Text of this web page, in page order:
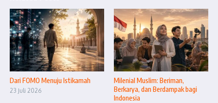
Dari FOMO Menuju Istikamah
23 Juli 2026
Milenial Muslim: Beriman,
Berkarya, dan Berdampak bagi
Indonesia